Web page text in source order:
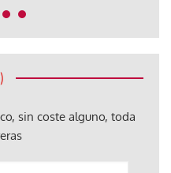
sin coste alguno, toda